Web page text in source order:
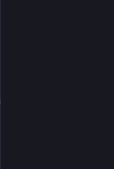
? ⋆ Savoir